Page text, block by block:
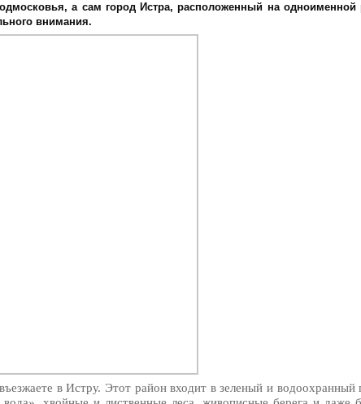
а сам город Истра, расположенный на
внимания.
в Истру. Этот район входит в зеленый и